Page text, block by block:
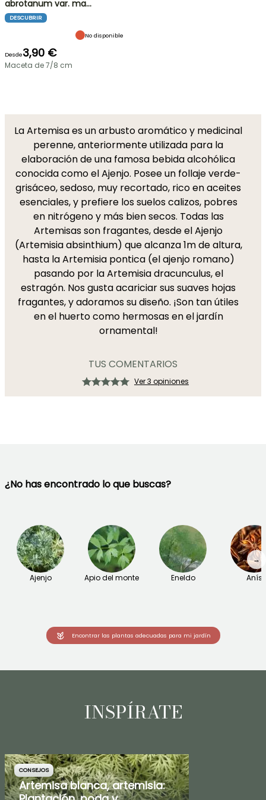
abrotanum var. ma…
DESCUBRIR
No disponible
Desde3,90 €
Maceta de 7/8 cm
La Artemisa es un arbusto aromático y medicinal
perenne, anteriormente utilizada para la
elaboración de una famosa bebida alcohólica
conocida como el Ajenjo. Posee un follaje verde-
grisáceo, sedoso, muy recortado, rico en aceites
esenciales, y prefiere los suelos calizos, pobres
en nitrógeno y más bien secos. Todas las
Artemisas son fragantes, desde el Ajenjo
(Artemisia absinthium) que alcanza 1m de altura,
hasta la Artemisia pontica (el ajenjo romano)
pasando por la Artemisia dracunculus, el
estragón. Nos gusta acariciar sus suaves hojas
fragantes, y adoramos su diseño. ¡Son tan útiles
en el huerto como hermosas en el jardín
ornamental!
TUS COMENTARIOS
Ver 3 opiniones
¿No has encontrado lo que buscas?
Ajenjo Apio del monte Eneldo Anís
→
Encontrar las plantas adecuadas para mi jardín
INSPÍRATE
CONSEJOS
Artemisa blanca, artemisia: